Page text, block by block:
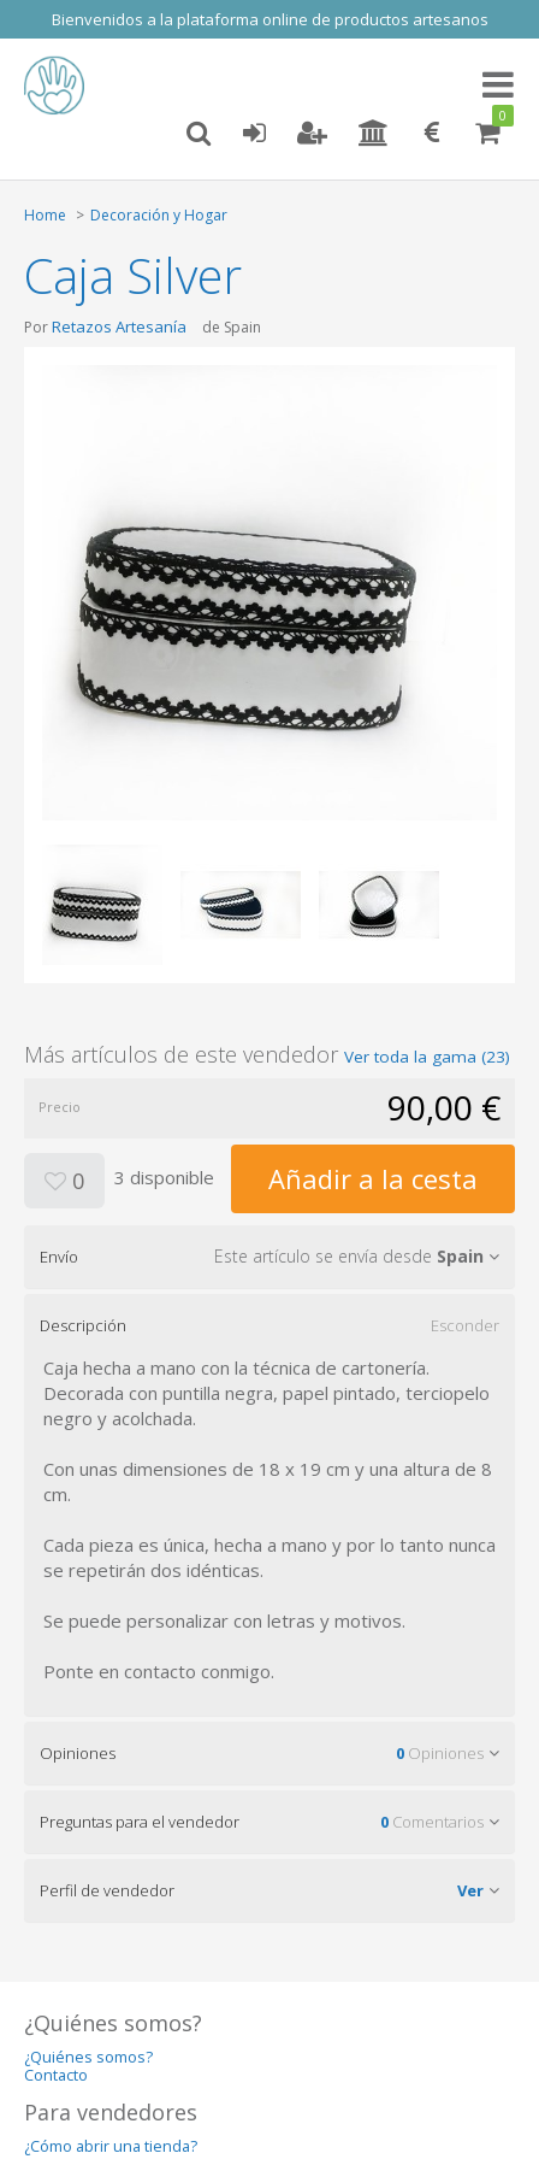
Bienvenidos a la plataforma online de productos artesanos
Toggle
0
Home Decoración y Hogar
Caja Silver
PorRetazos Artesanía de Spain
Más artículos de este vendedor Ver toda la gama (23)
Precio 90,00 €
0 3 disponible Añadir a la cesta
Envío Este artículo se envía desde Spain
Descripción Esconder
Caja hecha a mano con la técnica de cartonería.
Decorada con puntilla negra, papel pintado, terciopelo
negro y acolchada.
Con unas dimensiones de 18 x 19 cm y una altura de 8
cm.
Cada pieza es única, hecha a mano y por lo tanto nunca
se repetirán dos idénticas.
Se puede personalizar con letras y motivos.
Ponte en contacto conmigo.
Opiniones 0 Opiniones
Preguntas para el vendedor 0 Comentarios
Perfil de vendedor Ver
¿Quiénes somos?
¿Quiénes somos?
Contacto
Para vendedores
¿Cómo abrir una tienda?